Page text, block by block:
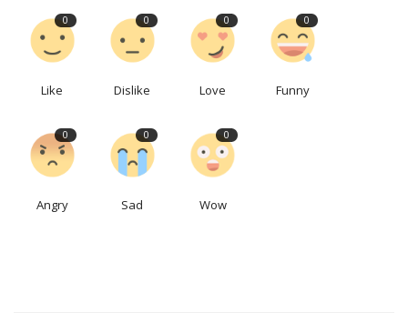
0
Like
0
Dislike
0
Love
0
Funny
0
Angry
0
Sad
0
Wow